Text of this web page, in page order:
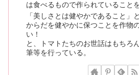
は食べるもので作られていることを
「美しさとは健やかであること」
からだを健やかに保つことを作物
い！
と、トマトたちのお世話はもちろ
筆等を行っている。